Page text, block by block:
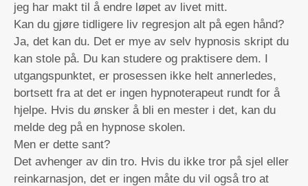
jeg har makt til å endre løpet av livet mitt.
Kan du gjøre tidligere liv regresjon alt på egen hånd?
Ja, det kan du. Det er mye av selv hypnosis skript du
kan stole på. Du kan studere og praktisere dem. I
utgangspunktet, er prosessen ikke helt annerledes,
bortsett fra at det er ingen hypnoterapeut rundt for å
hjelpe. Hvis du ønsker å bli en mester i det, kan du
melde deg på en hypnose skolen.
Men er dette sant?
Det avhenger av din tro. Hvis du ikke tror på sjel eller
reinkarnasjon, det er ingen måte du vil også tro at